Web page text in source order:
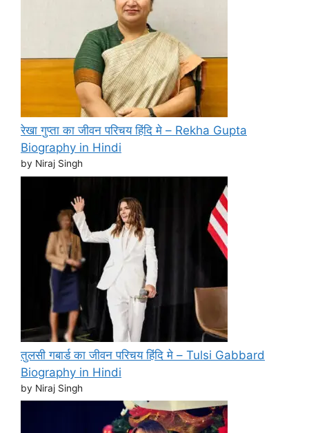
रेखा गुप्ता का जीवन परिचय हिंदि मे – Rekha Gupta
Biography in Hindi
by Niraj Singh
तुलसी गबार्ड का जीवन परिचय हिंदि मे – Tulsi Gabbard
Biography in Hindi
by Niraj Singh